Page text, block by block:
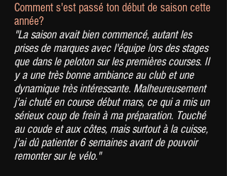
Comment s'est passé ton début de saison cette
année?
"La saison avait bien commencé, autant les
prises de marques avec l'équipe lors des stages
que dans le peloton sur les premières courses. Il
y a une très bonne ambiance au club et une
dynamique très intéressante. Malheureusement
j'ai chuté en course début mars, ce qui a mis un
sérieux coup de frein à ma préparation. Touché
au coude et aux côtes, mais surtout à la cuisse,
j'ai dû patienter 6 semaines avant de pouvoir
remonter sur le vélo."